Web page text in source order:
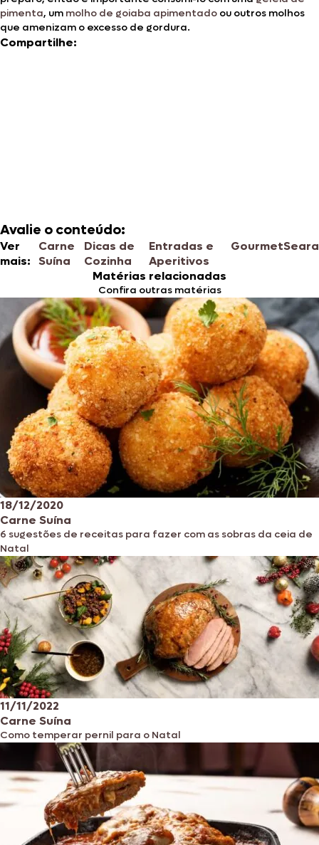
pimenta, um molho de goiaba apimentado ou outros molhos
que amenizam o excesso de gordura.
Compartilhe:
Avalie o conteúdo:
Ver
mais:
Carne
Suína
Dicas de
Cozinha
Entradas e
Aperitivos
GourmetSeara
Matérias relacionadas
Confira outras matérias
18/12/2020
Carne Suína
6 sugestões de receitas para fazer com as sobras da ceia de
Natal
11/11/2022
Carne Suína
Como temperar pernil para o Natal